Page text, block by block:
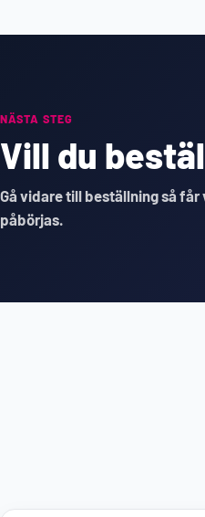
NÄSTA STEG
Vill du
Gå vidare till beställning så
påbörjas.